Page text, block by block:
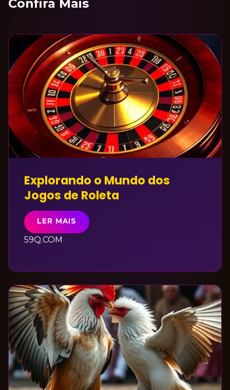
Confira Mais
Explorando o Mundo dos
Jogos de Roleta
LER MAIS
59Q.COM